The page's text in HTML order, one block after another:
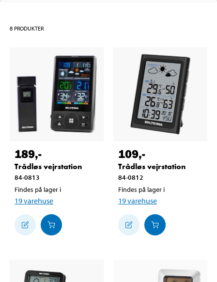
8 PRODUKTER
189,-
Trådløs vejrstation
84-0813
Findes på lager i
19varehuse
109,-
Trådløs vejrstation
84-0812
Findes på lager i
19varehuse